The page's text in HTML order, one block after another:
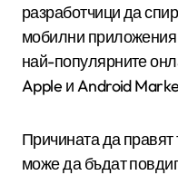
разработчици да
мобилни приложения
най-популярните
Apple и Android
Причината да правят
може да бъдат